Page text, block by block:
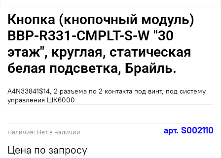
арт. S002110
Наличие: Нет в наличии
Кнопка (кнопочный модуль)
BBP-R331-CMPLT-S-W "30
этаж", круглая, статическая
белая подсветка, Брайль.
Цена по запросу
A4N33841$14, 2 разъема по 2 контакта под винт, под систему
управления ШК6000